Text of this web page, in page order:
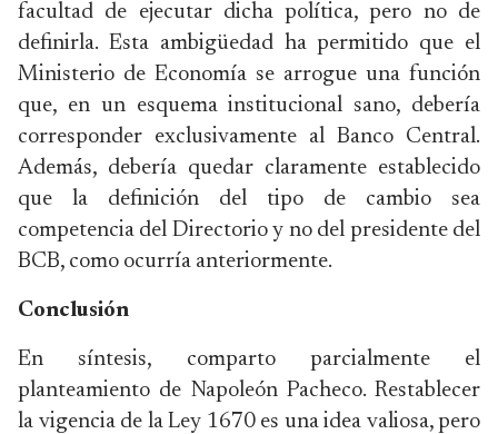
facultad de ejecutar dicha política, pero no de
definirla. Esta ambigüedad ha permitido que el
Ministerio de Economía se arrogue una función
que, en un esquema institucional sano, debería
corresponder exclusivamente al Banco Central.
Además, debería quedar claramente establecido
que la definición del tipo de cambio sea
competencia del Directorio y no del presidente del
BCB, como ocurría anteriormente.
Conclusión
En síntesis, comparto parcialmente el
planteamiento de Napoleón Pacheco. Restablecer
la vigencia de la Ley 1670 es una idea valiosa, pero